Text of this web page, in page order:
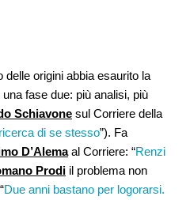
delle origini abbia esaurito la
fase due: più analisi, più
Schiavone sul Corriere della
di se stesso”). Fa
D’Alemaal Corriere: “Renzi
Prodi il problema non
Due anni bastano per logorarsi.